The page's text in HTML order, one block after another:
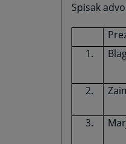
Spisak